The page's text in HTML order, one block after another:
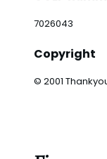
7026043
Copyright
© 2001